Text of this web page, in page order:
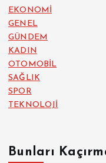
EKONOMİ
GENEL
GÜNDEM
KADIN
OTOMOBİL
SAĞLIK
SPOR
TEKNOLOJİ
Bunları